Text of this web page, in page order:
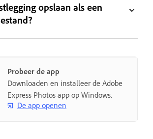
opslaan als een
Probeer de app
Downloaden en installeer de Adobe
Express Photos app op Windows.
De app openen